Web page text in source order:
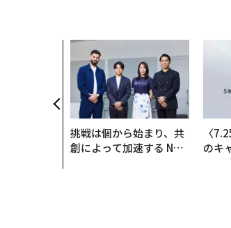
挑戦は個から始まり、共
創によって加速する NOR
〈
のキ